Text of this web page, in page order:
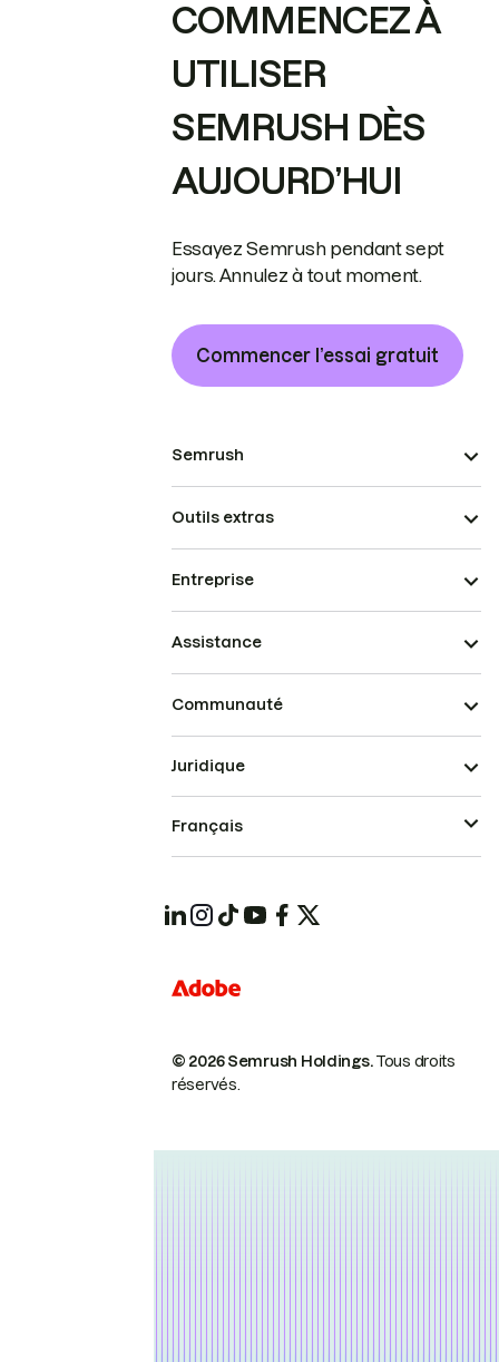
COMMENCEZ À
UTILISER
SEMRUSH DÈS
AUJOURD’HUI
Essayez Semrush pendant sept
jours. Annulez à tout moment.
Commencer l’essai gratuit
Semrush
Outils extras
Entreprise
Assistance
Communauté
© 2026 Semrush Holdings.Tous droits
réservés.
Juridique
Français